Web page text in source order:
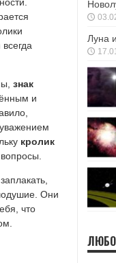
знак
и
кролик
Они
что
Луна